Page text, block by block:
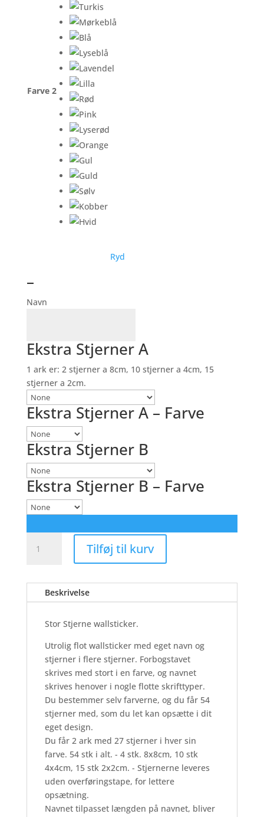
Farve 2
Ryd
–
Navn
Ekstra Stjerner A
1 ark er: 2 stjerner a 8cm, 10 stjerner a 4cm, 15
stjerner a 2cm.
Ekstra Stjerner A – Farve
Ekstra Stjerner B
Ekstra Stjerner B – Farve
Stjerne
antal
Tilføj til kurv
Beskrivelse
Stor Stjerne wallsticker.
Utrolig flot wallsticker med eget navn og
stjerner i flere stjerner. Forbogstavet
skrives med stort i en farve, og navnet
skrives henover i nogle flotte skrifttyper.
Du bestemmer selv farverne, og du får 54
stjerner med, som du let kan opsætte i dit
eget design.
Du får 2 ark med 27 stjerner i hver sin
farve. 54 stk i alt. - 4 stk. 8x8cm, 10 stk
4x4cm, 15 stk 2x2cm. - Stjernerne leveres
uden overføringstape, for lettere
opsætning.
Navnet tilpasset længden på navnet, bliver